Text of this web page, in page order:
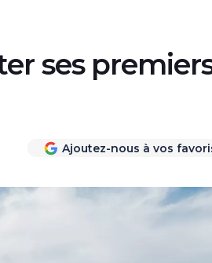
ses
Ajoutez-nous à vos